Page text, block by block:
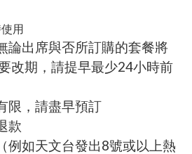
用
論出席與否所訂購的套餐將
改期，請提早最少24小時前
限，請盡早預訂
款
例如天文台發出8號或以上熱